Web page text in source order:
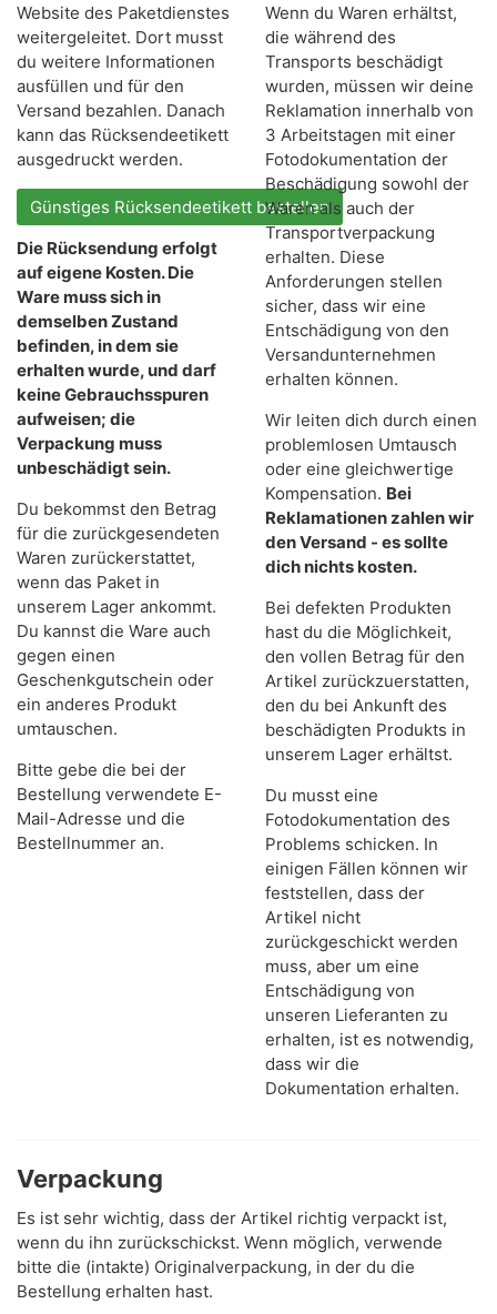
Website des Paketdienstes
weitergeleitet. Dort musst
du weitere Informationen
ausfüllen und für den
Versand bezahlen. Danach
kann das Rücksendeetikett
ausgedruckt werden.
Günstiges Rücksendeetikett bestellen
Die Rücksendung erfolgt
auf eigene Kosten. Die
Ware muss sich in
demselben Zustand
befinden, in dem sie
erhalten wurde, und darf
keine Gebrauchsspuren
aufweisen; die
Verpackung muss
unbeschädigt sein.
Du bekommst den Betrag
für die zurückgesendeten
Waren zurückerstattet,
wenn das Paket in
unserem Lager ankommt.
Du kannst die Ware auch
gegen einen
Geschenkgutschein oder
ein anderes Produkt
umtauschen.
Bitte gebe die bei der
Bestellung verwendete E-
Mail-Adresse und die
Bestellnummer an.
Wenn du Waren erhältst,
die während des
Transports beschädigt
wurden, müssen wir deine
Reklamation innerhalb von
3 Arbeitstagen mit einer
Fotodokumentation der
Beschädigung sowohl der
Waren als auch der
Transportverpackung
erhalten. Diese
Anforderungen stellen
sicher, dass wir eine
Entschädigung von den
Versandunternehmen
erhalten können.
Wir leiten dich durch einen
problemlosen Umtausch
oder eine gleichwertige
Kompensation. Bei
Reklamationen zahlen wir
den Versand - es sollte
dich nichts kosten.
Bei defekten Produkten
hast du die Möglichkeit,
den vollen Betrag für den
Artikel zurückzuerstatten,
den du bei Ankunft des
beschädigten Produkts in
unserem Lager erhältst.
Du musst eine
Fotodokumentation des
Problems schicken. In
einigen Fällen können wir
feststellen, dass der
Artikel nicht
zurückgeschickt werden
muss, aber um eine
Entschädigung von
unseren Lieferanten zu
erhalten, ist es notwendig,
dass wir die
Dokumentation erhalten.
Verpackung
Es ist sehr wichtig, dass der Artikel richtig verpackt ist,
wenn du ihn zurückschickst. Wenn möglich, verwende
bitte die (intakte) Originalverpackung, in der du die
Bestellung erhalten hast.